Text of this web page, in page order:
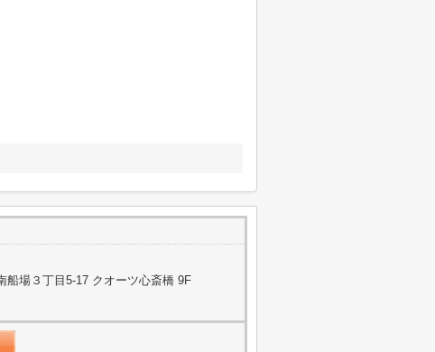
船場３丁目5-17 クオーツ心斎橋 9F